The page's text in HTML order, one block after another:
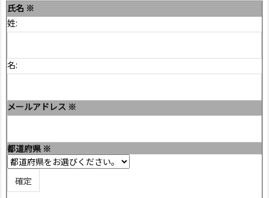
氏名 ※
姓:
名:
メールアドレス ※
都道府県 ※